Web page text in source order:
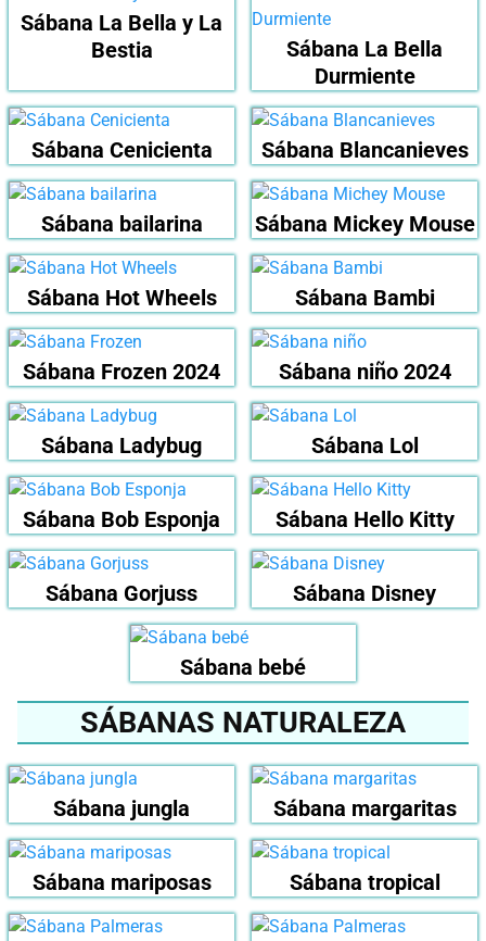
Sábana La Bella y La
Bestia
Sábana La Bella
Durmiente
Sábana Cenicienta Sábana Blancanieves
Sábana bailarina Sábana Mickey Mouse
Sábana Hot Wheels Sábana Bambi
Sábana Frozen 2024 Sábana niño 2024
Sábana Ladybug Sábana Lol
Sábana Bob Esponja Sábana Hello Kitty
Sábana Gorjuss Sábana Disney
Sábana bebé
SÁBANAS NATURALEZA
Sábana jungla Sábana margaritas
Sábana mariposas Sábana tropical